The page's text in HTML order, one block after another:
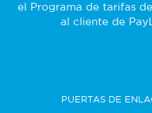
el Programa de tarifas
al cliente de
PUERTAS DE